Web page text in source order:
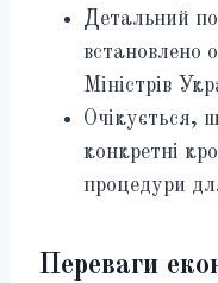
Детальний
встановлено
Міністрів
Очікується,
конкретні
процедури
Переваги